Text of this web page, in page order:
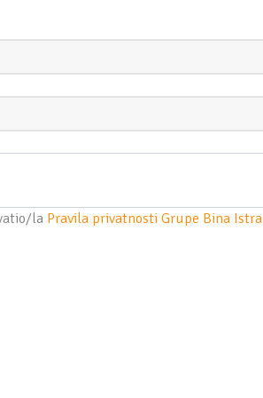
la Pravila privatnosti Grupe Bina Istra